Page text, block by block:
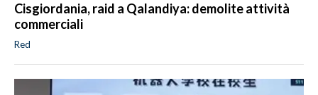
Cisgiordania, raid a Qalandiya: demolite attività
commerciali
Red